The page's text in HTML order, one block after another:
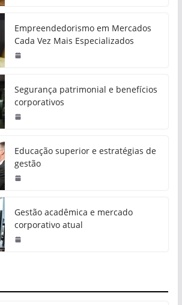
Empreendedorismo em Mercados
Cada Vez Mais Especializados
Segurança patrimonial e benefícios
corporativos
Educação superior e estratégias de
gestão
Gestão acadêmica e mercado
corporativo atual